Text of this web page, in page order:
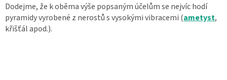
Dodejme, že k oběma výše popsaným účelům se nejvíc hodí
pyramidy vyrobené z nerostů s vysokými vibracemi (ametyst,
křišťál apod.).